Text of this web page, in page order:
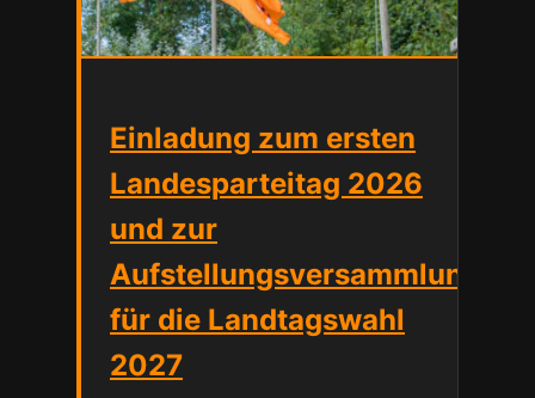
Einladung zum ersten
Landesparteitag 2026
und zur
Aufstellungsversammlung
für die Landtagswahl
2027